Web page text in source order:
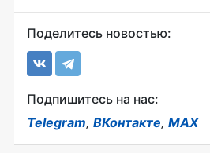
Поделитесь новостью:
Подпишитесь на нас:
Telegram, ВКонтакте, MAX